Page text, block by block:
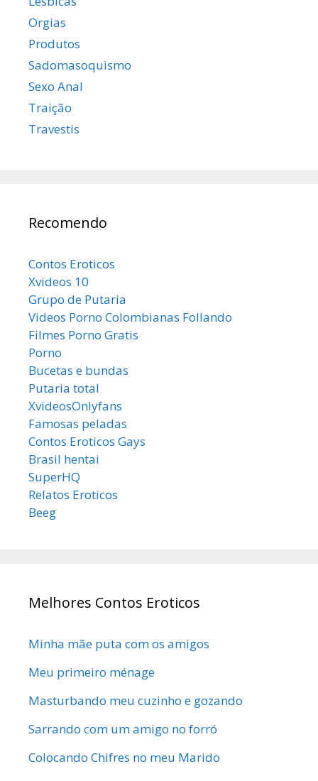
Orgias
Produtos
Sadomasoquismo
Sexo Anal
Traição
Travestis
Recomendo
Contos Eroticos
Xvideos 10
Grupo de Putaria
Videos Porno Colombianas Follando
Filmes Porno Gratis
Porno
Bucetas e bundas
Putaria total
XvideosOnlyfans
Famosas peladas
Contos Eroticos Gays
Brasil hentai
SuperHQ
Relatos Eroticos
Beeg
Melhores Contos Eroticos
Minha mãe puta com os amigos
Meu primeiro ménage
Masturbando meu cuzinho e gozando
Sarrando com um amigo no forró
Colocando Chifres no meu Marido